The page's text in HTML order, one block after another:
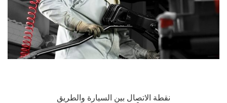
نقطة الاتصال بين السيارة والطريق